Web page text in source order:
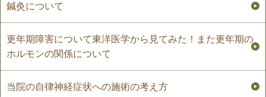
鍼灸について
更年期障害について東洋医学から見てみた！また更年期の
ホルモンの関係について
当院の自律神経症状への施術の考え方